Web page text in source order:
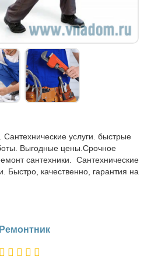
услуги. быстрые
Выгодные цены.Срочное
сантехники. Сантехнические
Быстро, качественно, гарантия на
Ре­монт­ник